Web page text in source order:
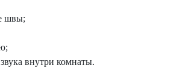
швы;
внутри комнаты.